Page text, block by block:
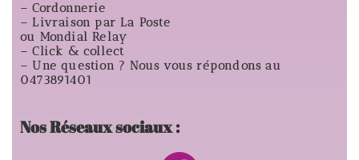
– Cordonnerie
– Livraison par La Poste
ou Mondial Relay
– Click & collect
– Une question ? Nous vous répondons au
0473891401
Nos Réseaux sociaux :